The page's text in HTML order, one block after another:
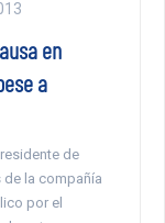
en
a
de
de la compañía
por el